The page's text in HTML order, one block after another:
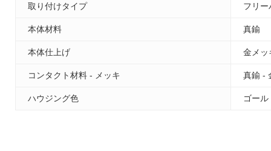
取り付けタイプ フリー
本体材料 真鍮
本体仕上げ 金メッ
コンタクト材料 - メッキ 真鍮 -
ハウジング色 ゴール